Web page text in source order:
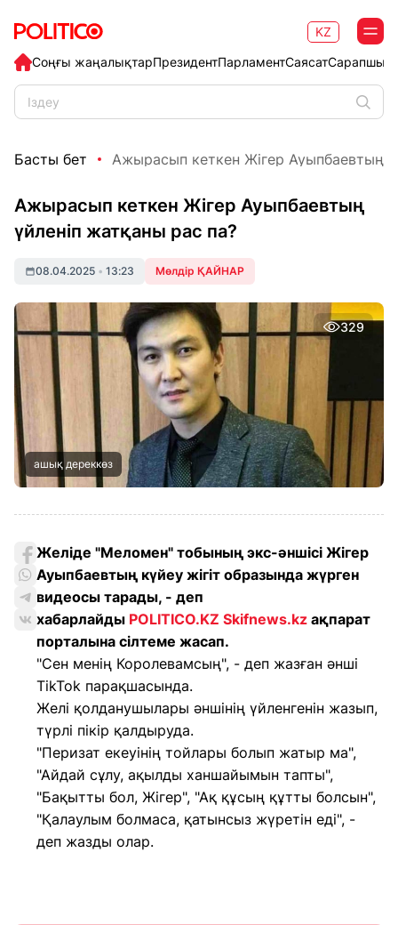
Соңғы жаңалықтарПрезидентПарламентСаясат
KZ
Басты бет Ажырасып кеткен Жігер Ауыпбаевтың
Ажырасып кеткен Жігер Ауыпбаевтың
үйленіп жатқаны рас па?
08.04.2025 • 13:23 Мөлдір ҚАЙНАР
329
ашық дереккөз
Желіде "Меломен" тобының экс-әншісі Жігер
Ауыпбаевтың күйеу жігіт образында жүрген
видеосы тарады, - деп
хабарлайды POLITICO.KZ Skifnews.kz ақпарат
порталына сілтеме жасап.
"Сен менің Королевамсың", - деп жазған әнші
TikTok парақшасында.
Желі қолданушылары әншінің үйленгенін жазып,
түрлі пікір қалдыруда.
"Перизат екеуінің тойлары болып жатыр ма",
"Айдай сұлу, ақылды ханшайымын тапты",
"Бақытты бол, Жігер", "Ақ құсың құтты болсын",
"Қалаулым болмаса, қатынсыз жүретін еді", -
деп жазды олар.